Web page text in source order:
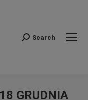
Szukaj:Search
18 GRUDNIA